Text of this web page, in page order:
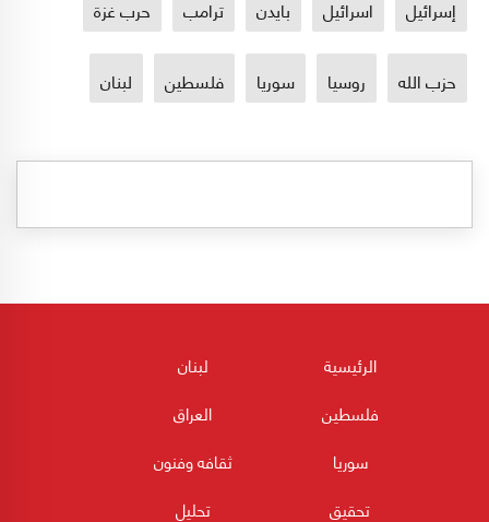
إسرائيل اسرائيل بايدن ترامب حرب غزة
حزب الله روسيا سوريا فلسطين لبنان
الرئيسية
لبنان
فلسطين
العراق
سوريا
ثقافه وفنون
تحقيق
تحليل